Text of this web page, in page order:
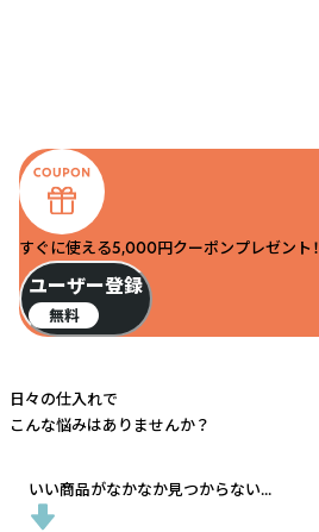
すぐに使える5,000円クーポンプレゼント！
ユーザー登録
無料
日々の仕入れで
こんな悩みはありませんか？
いい商品がなかなか見つからない...